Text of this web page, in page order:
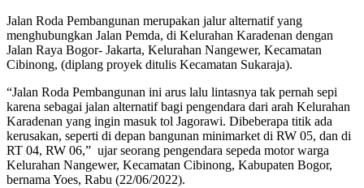
Jalan Roda Pembangunan merupakan jalur alternatif yang
menghubungkan Jalan Pemda, di Kelurahan Karadenan dengan
Jalan Raya Bogor- Jakarta, Kelurahan Nangewer, Kecamatan
Cibinong, (diplang proyek ditulis Kecamatan Sukaraja).
“Jalan Roda Pembangunan ini arus lalu lintasnya tak pernah sepi
karena sebagai jalan alternatif bagi pengendara dari arah Kelurahan
Karadenan yang ingin masuk tol Jagorawi. Dibeberapa titik ada
kerusakan, seperti di depan bangunan minimarket di RW 05, dan di
RT 04, RW 06,” ujar seorang pengendara sepeda motor warga
Kelurahan Nangewer, Kecamatan Cibinong, Kabupaten Bogor,
bernama Yoes, Rabu (22/06/2022).